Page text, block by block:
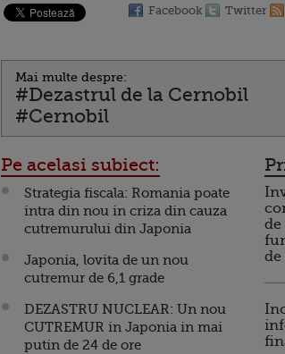
Facebook Twitter
Mai multe despre:
#Dezastrul de la Cernobil
#Cernobil
Pe acelasi subiect:
Strategia fiscala: Romania poate
intra din nou in criza din cauza
cutremurului din Japonia
Japonia, lovita de un nou
cutremur de 6,1 grade
DEZASTRU NUCLEAR: Un nou
CUTREMUR in Japonia in mai
putin de 24 de ore
de